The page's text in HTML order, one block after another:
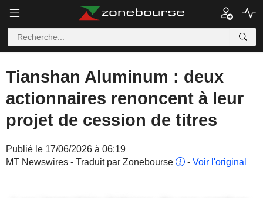
Tianshan Aluminum : deux
actionnaires renoncent à leur
projet de cession de titres
Publié le 17/06/2026 à 06:19
MT Newswires - Traduit par Zonebourse
- Voir l'original